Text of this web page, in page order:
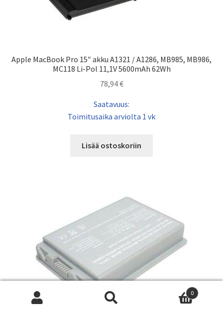
Apple MacBook Pro 15″ akku A1321 / A1286, MB985, MB986,
MC118 Li-Pol 11,1V 5600mAh 62Wh
78,94€
Saatavuus:
Toimitusaika arviolta 1 vk
Lisää ostoskoriin
0